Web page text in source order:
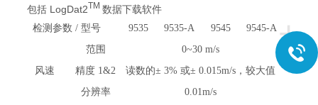
包括 LogDat2TM数据下载软件
+
检测参数 / 型号 9535 9535-A 9545 9545-A
风速
范围
0~30 m/s
精度 1&2
读数的± 3% 或± 0.015m/s，较大值
分辨率
0.01m/s